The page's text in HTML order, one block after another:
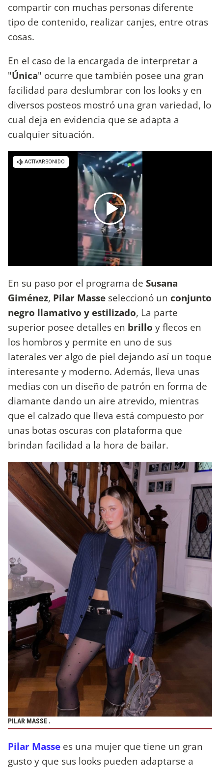
compartir con muchas personas diferente
tipo de contenido, realizar canjes, entre otras
cosas.
En el caso de la encargada de interpretar a
"Única" ocurre que también posee una gran
facilidad para deslumbrar con los looks y en
diversos posteos mostró una gran variedad, lo
cual deja en evidencia que se adapta a
cualquier situación.
En su paso por el programa de Susana
Giménez, Pilar Masse seleccionó un conjunto
negro llamativo y estilizado, La parte
superior posee detalles en brillo y flecos en
los hombros y permite en uno de sus
laterales ver algo de piel dejando así un toque
interesante y moderno. Además, lleva unas
medias con un diseño de patrón en forma de
diamante dando un aire atrevido, mientras
que el calzado que lleva está compuesto por
unas botas oscuras con plataforma que
brindan facilidad a la hora de bailar.
PILAR MASSE .
Pilar Masse es una mujer que tiene un gran
gusto y que sus looks pueden adaptarse a